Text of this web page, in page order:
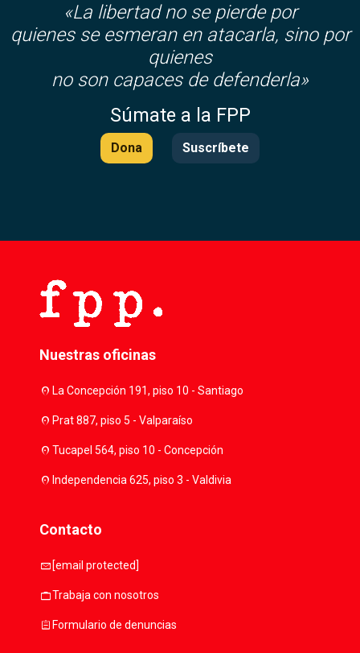
«La libertad no se pierde por
quienes se esmeran en atacarla, sino por
quienes
no son capaces de defenderla»
Súmate a la FPP
Dona Suscríbete
Nuestras oficinas
location_onLa Concepción 191, piso 10 - Santiago
location_onPrat 887, piso 5 - Valparaíso
location_onTucapel 564, piso 10 - Concepción
location_onIndependencia 625, piso 3 - Valdivia
Contacto
mail [email protected]
workTrabaja con nosotros
assignmentFormulario de denuncias